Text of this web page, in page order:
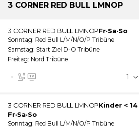
soziale Medien, Werbung und
weiteren Daten zusammen, die Sie
haben oder die sie im Rahmen Ihrer
gesammelt haben.
Ticketinformationen:
Altersgrenzen finden Sie
Diese Eintrittskarte ist gültig am:
Sonntag
Nicht überdachte Tribüne
Nummerierte Sitzplätze
3 CORNER RED BULL LMNOP
3 CORNER RED BULL LMNOPFr·Sa·So
Sonntag Red Bull L/M/N/O/P Tribüne
Samstag Start Ziel D-O Tribüne
Freitag Nord Tribüne
Ticketinformationen:
Diese Eintrittskarte ist gültig am:
3 CORNER RED BULL LMNOPKinder < 14
Fr·Sa·So
Sonntag Red Bull L/M/N/O/P Tribüne